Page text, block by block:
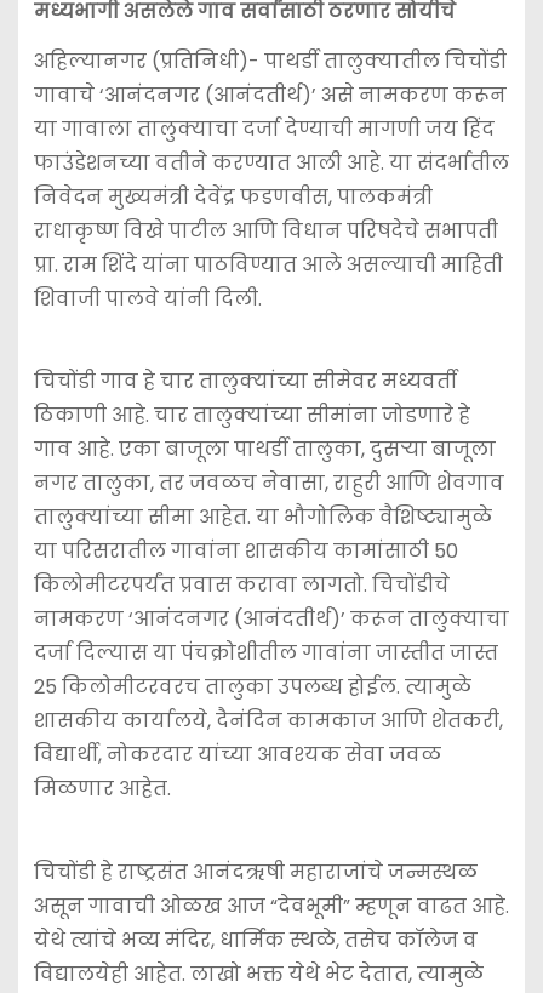
e
b
o
o
k
er l ts
A
p
p
s
e
n
g
er
e
मध्यभागी असलेले गाव सर्वांसाठी ठरणार सोयीचे
अहिल्यानगर (प्रतिनिधी)- पाथर्डी तालुक्यातील चिचोंडी
गावाचे ‘आनंदनगर (आनंदतीर्थ)’ असे नामकरण करून
या गावाला तालुक्याचा दर्जा देण्याची मागणी जय हिंद
फाउंडेशनच्या वतीने करण्यात आली आहे. या संदर्भातील
निवेदन मुख्यमंत्री देवेंद्र फडणवीस, पालकमंत्री
राधाकृष्ण विखे पाटील आणि विधान परिषदेचे सभापती
प्रा. राम शिंदे यांना पाठविण्यात आले असल्याची माहिती
शिवाजी पालवे यांनी दिली.
चिचोंडी गाव हे चार तालुक्यांच्या सीमेवर मध्यवर्ती
ठिकाणी आहे. चार तालुक्यांच्या सीमांना जोडणारे हे
गाव आहे. एका बाजूला पाथर्डी तालुका, दुसऱ्या बाजूला
नगर तालुका, तर जवळच नेवासा, राहुरी आणि शेवगाव
तालुक्यांच्या सीमा आहेत. या भौगोलिक वैशिष्ट्यामुळे
या परिसरातील गावांना शासकीय कामांसाठी 50
किलोमीटरपर्यंत प्रवास करावा लागतो. चिचोंडीचे
नामकरण ‘आनंदनगर (आनंदतीर्थ)’ करून तालुक्याचा
दर्जा दिल्यास या पंचक्रोशीतील गावांना जास्तीत जास्त
25 किलोमीटरवरच तालुका उपलब्ध होईल. त्यामुळे
शासकीय कार्यालये, दैनंदिन कामकाज आणि शेतकरी,
विद्यार्थी, नोकरदार यांच्या आवश्‍यक सेवा जवळ
मिळणार आहेत.
चिचोंडी हे राष्ट्रसंत आनंदऋषी महाराजांचे जन्मस्थळ
असून गावाची ओळख आज “देवभूमी” म्हणून वाढत आहे.
येथे त्यांचे भव्य मंदिर, धार्मिक स्थळे, तसेच कॉलेज व
विद्यालयेही आहेत. लाखो भक्त येथे भेट देतात, त्यामुळे